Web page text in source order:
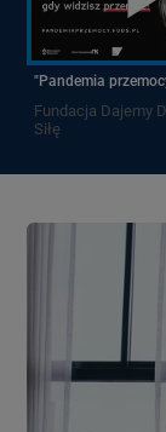
"Pandemia
Fundacja Dajemy
Siłę